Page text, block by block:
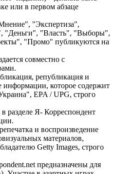
или в первом абзаце
"Экспертиза",
"Деньги", "Власть", "Выборы",
"Промо" публикуются на
совместно с
републикация и
информации, которое содержит
EPA / UPG, строго
разделе Я- Корреспондент
и воспроизведение
материалов,
Getty Images, строго
предназначены для